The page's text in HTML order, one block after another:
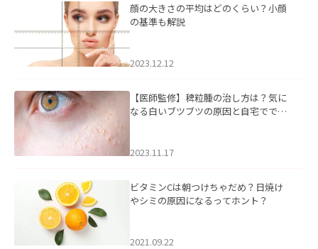
顔の大きさの平均はどのくらい？小顔
の基準も解説
2023.12.12
【医師監修】稗粒腫の治し方は？気に
なる白いブツブツの原因と自宅ででき
2023.11.17
ビタミンCは朝つけちゃだめ？日焼け
やシミの原因になるってホント？
2021.09.22